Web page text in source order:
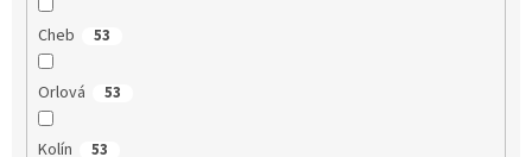
Cheb 53
Orlová 53
Kolín 53